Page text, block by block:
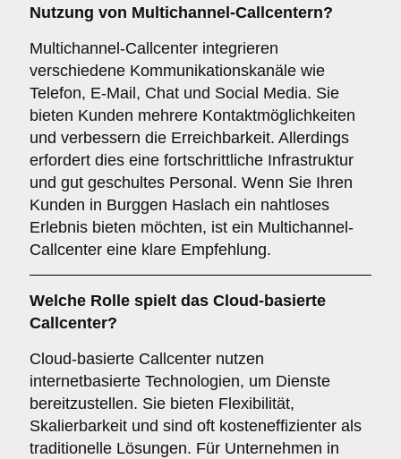
Nutzung von Multichannel-Callcentern?
Multichannel-Callcenter integrieren
verschiedene Kommunikationskanäle wie
Telefon, E-Mail, Chat und Social Media. Sie
bieten Kunden mehrere Kontaktmöglichkeiten
und verbessern die Erreichbarkeit. Allerdings
erfordert dies eine fortschrittliche Infrastruktur
und gut geschultes Personal. Wenn Sie Ihren
Kunden in Burggen Haslach ein nahtloses
Erlebnis bieten möchten, ist ein Multichannel-
Callcenter eine klare Empfehlung.
Welche Rolle spielt das Cloud-basierte
Callcenter?
Cloud-basierte Callcenter nutzen
internetbasierte Technologien, um Dienste
bereitzustellen. Sie bieten Flexibilität,
Skalierbarkeit und sind oft kosteneffizienter als
traditionelle Lösungen. Für Unternehmen in